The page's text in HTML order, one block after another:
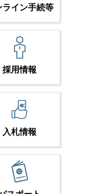
ライン手続等
採用情報
入札情報